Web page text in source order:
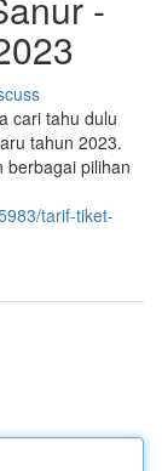
cari tahu dulu
tahun 2023.
berbagai pilihan
tarif-tiket-